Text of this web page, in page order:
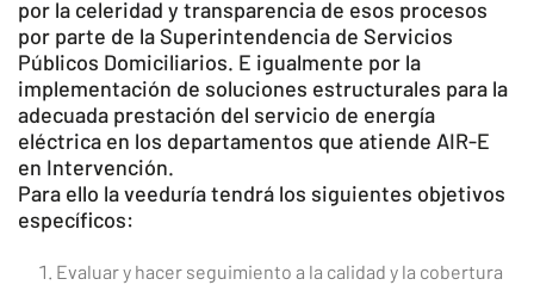
por la celeridad y transparencia de esos procesos
por parte de la Superintendencia de Servicios
Públicos Domiciliarios. E igualmente por la
implementación de soluciones estructurales para la
adecuada prestación del servicio de energía
eléctrica en los departamentos que atiende AIR-E
en Intervención.
Para ello la veeduría tendrá los siguientes objetivos
específicos:
Evaluar y hacer seguimiento a la calidad y la cobertura